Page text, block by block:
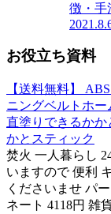
徴・手
お役立ち資料
【送料無料】
ニングベルトホ
直塗りできるか
かとスティック
焚火 一人暮らし
いますので 便利
くださいませ パ
ネート 4118円 雑